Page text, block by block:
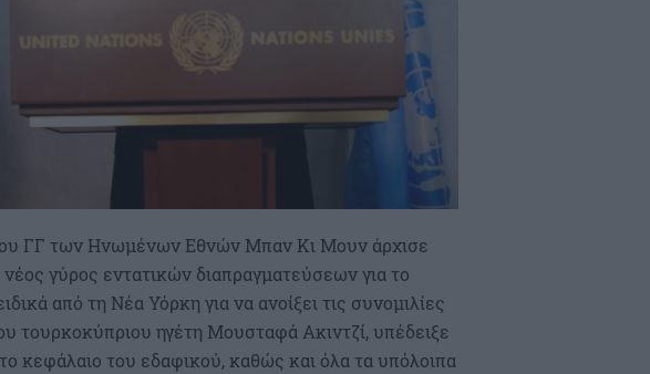
ΓΓ των Ηνωμένων Εθνών Μπαν Κι Μουν άρχισε
γύρος εντατικών διαπραγματεύσεων για το
από τη Νέα Υόρκη για να ανοίξει τις συνομιλίες
τουρκοκύπριου ηγέτη Μουσταφά Ακιντζί, υπέδειξε
κεφάλαιο του εδαφικού, καθώς και όλα τα υπόλοιπα